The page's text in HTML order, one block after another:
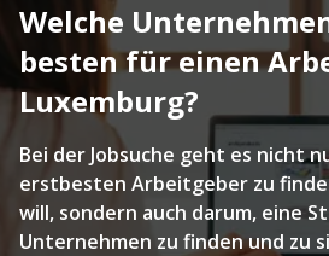
Welche
besten für einen
Luxemburg?
Bei der Jobsuche geht es nicht
erstbesten Arbeitgeber zu
will, sondern auch darum, eine
Unternehmen zu finden und zu